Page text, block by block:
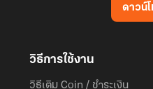
ดาวน์
วิธีการใช้งาน
วิธีเติม Coin / ชำระเงิน